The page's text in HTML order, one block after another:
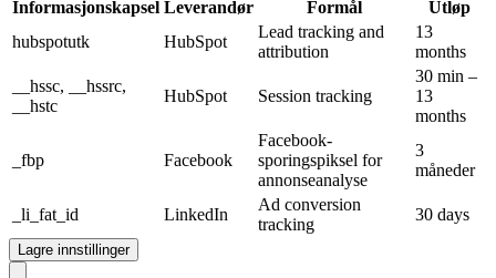
Informasjonskapsel Leverandør Formål
Utløp
hubspotutk
HubSpot
Lead tracking and
attribution
13
months
__hssc, __hssrc,
__hstc
HubSpot Session tracking
30 min –
13
months
_fbp Facebook
Facebook-
sporingspiksel for
annonseanalyse
3
måneder
_li_fat_id LinkedIn
Ad conversion
tracking
30 days
Lagre innstillinger